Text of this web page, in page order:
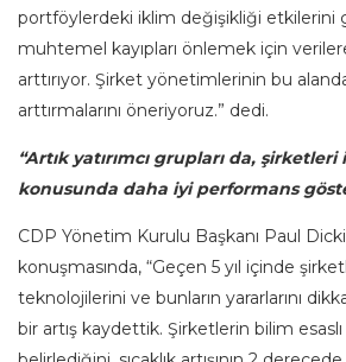
portföylerdeki iklim değişikliği etkilerini
muhtemel kayıpları önlemek için
arttırıyor. Şirket yönetimlerinin bu alanda
arttırmalarını öneriyoruz.” dedi.
“Artık yatırımcı grupları da,
konusunda daha iyi performans
CDP Yönetim Kurulu Başkanı Paul
konuşmasında, “Geçen 5 yıl içinde
teknolojilerini ve bunların yararlarını
bir artış kaydettik. Şirketlerin bilim